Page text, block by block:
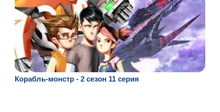
Корабль-монстр - 2 сезон 11 серия